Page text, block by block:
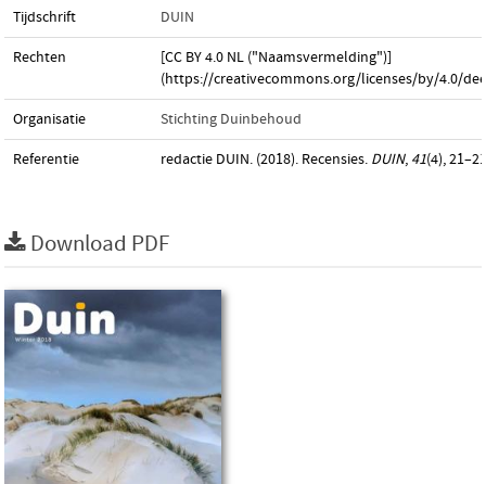
Tijdschrift DUIN
Rechten
[CC BY 4.0 NL ("Naamsvermelding")]
(https://creativecommons.org/licenses/by/4.0/
Organisatie Stichting Duinbehoud
Referentie redactie DUIN. (2018). Recensies. DUIN, 41(4),
Download PDF